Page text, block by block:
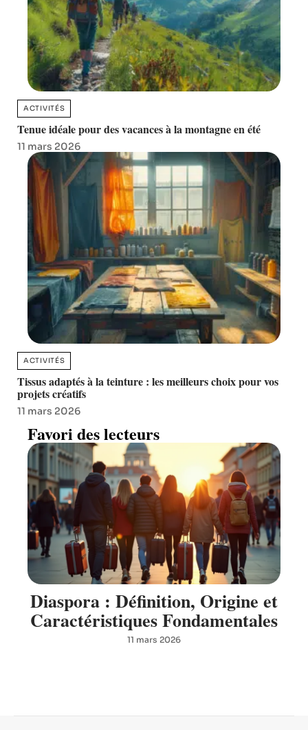
ACTIVITÉS
Tenue idéale pour des vacances à la montagne en été
11 mars 2026
ACTIVITÉS
Tissus adaptés à la teinture : les meilleurs choix pour vos
projets créatifs
11 mars 2026
Favori des lecteurs
Diaspora : Définition, Origine et
Caractéristiques Fondamentales
11 mars 2026